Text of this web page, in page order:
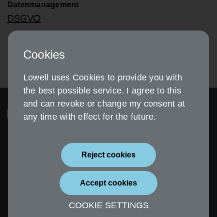
Datenmanagement
DSGVO
Impressum
Erklärung zur
Cookies
Lowell uses Cookies to provide you with
the best possible service. I agree to this
and can revoke or change my consent at
any time with effect for the future.
Reject cookies
Accept cookies
COOKIE SETTINGS